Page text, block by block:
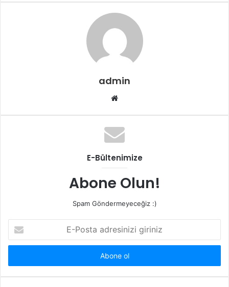
posta
admin
Web
E-Bültenimize
Abone Olun!
Spam Göndermeyeceğiz :)
Posta
adresinizi